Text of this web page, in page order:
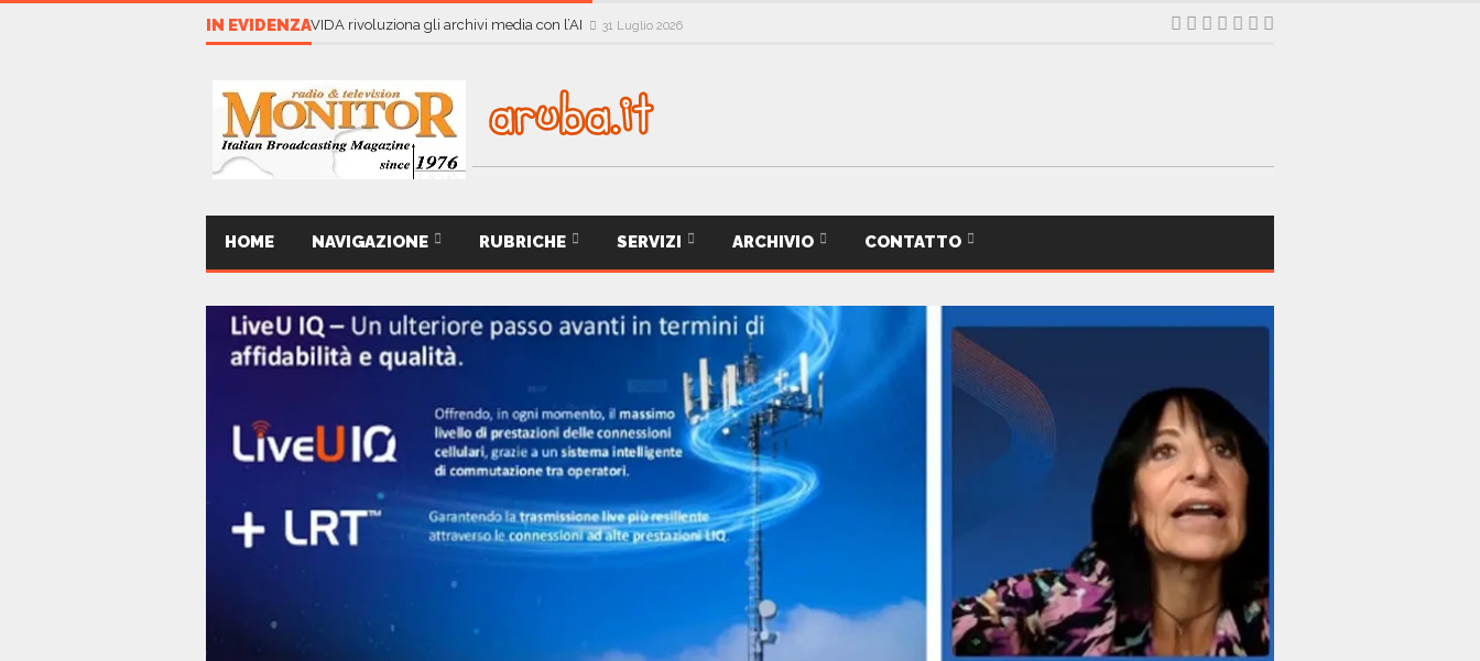
IN EVIDENZAVIDA rivoluziona gli archivi media con l’AI 31 Luglio 2026
HOME NAVIGAZIONE RUBRICHE SERVIZI ARCHIVIO CONTATTO